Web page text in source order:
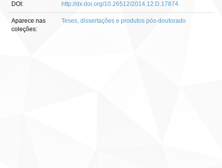
DOI: http://dx.doi.org/10.26512/2014.12.D.17874
Aparece nas
coleções:
Teses, dissertações e produtos pós-doutorado